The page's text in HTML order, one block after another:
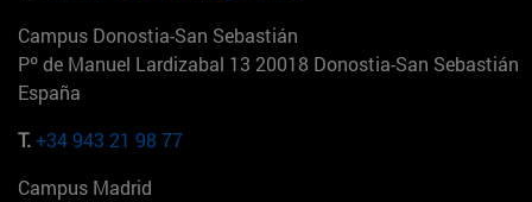
Campus Donostia-San Sebastián
Pº de Manuel Lardizabal 13 20018 Donostia-San Sebastián
España
T.+34 943 21 98 77
Campus Madrid